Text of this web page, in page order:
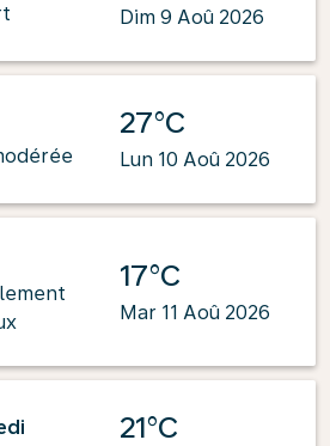
Dim 9 Aoû 2026
27°C
Lun 10 Aoû 2026
17°C
Mar 11 Aoû 2026
21°C